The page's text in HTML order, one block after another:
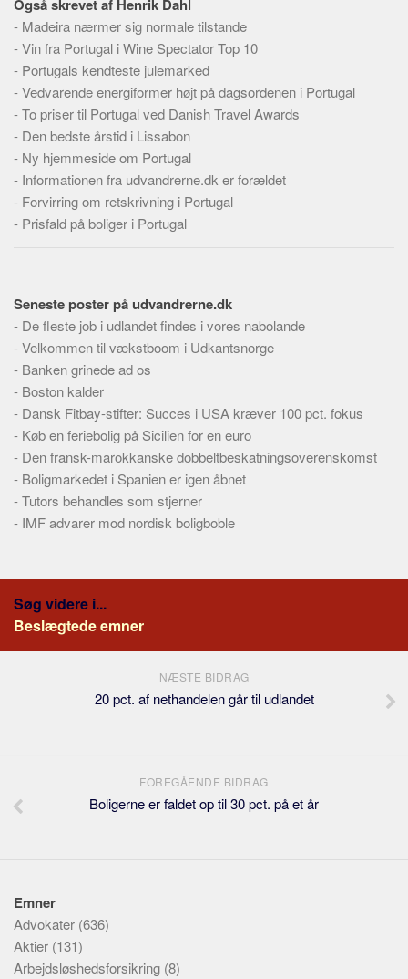
Redigering
Tekstannoncer
Bannere
Hjælp
Også skrevet af Henrik Dahl
- Madeira nærmer sig normale tilstande
-Vin fra Portugal i Wine Spectator Top 10
- Portugals kendteste julemarked
-Vedvarende energiformer højt på dagsordenen i Portugal
-To priser til Portugal ved Danish Travel Awards
- Den bedste årstid i Lissabon
- Ny hjemmeside om Portugal
- Informationen fra udvandrerne.dk er forældet
- Forvirring om retskrivning i Portugal
- Prisfald på boliger i Portugal
Seneste poster på udvandrerne.dk
- De fleste job i udlandet findes i vores nabolande
-Velkommen til vækstboom i Udkantsnorge
- Banken grinede ad os
- Boston kalder
- Dansk Fitbay-stifter: Succes i USA kræver 100 pct. fokus
- Køb en feriebolig på Sicilien for en euro
- Den fransk-marokkanske dobbeltbeskatningsoverenskomst
- Boligmarkedet i Spanien er igen åbnet
-Tutors behandles som stjerner
- IMF advarer mod nordisk boligboble
Søg videre i...
Beslægtede emner
NÆSTE BIDRAG
20 pct. af nethandelen går til udlandet
FOREGÅENDE BIDRAG
Boligerne er faldet op til 30 pct. på et år
Emner
Advokater (636)
Aktier (131)
Arbejdsløshedsforsikring (8)